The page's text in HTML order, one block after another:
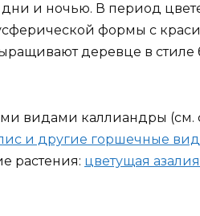
и ночью. В период
формы с
деревце в стиле
видами каллиандры (см.
и другие горшечные
растения: цветущая азалия